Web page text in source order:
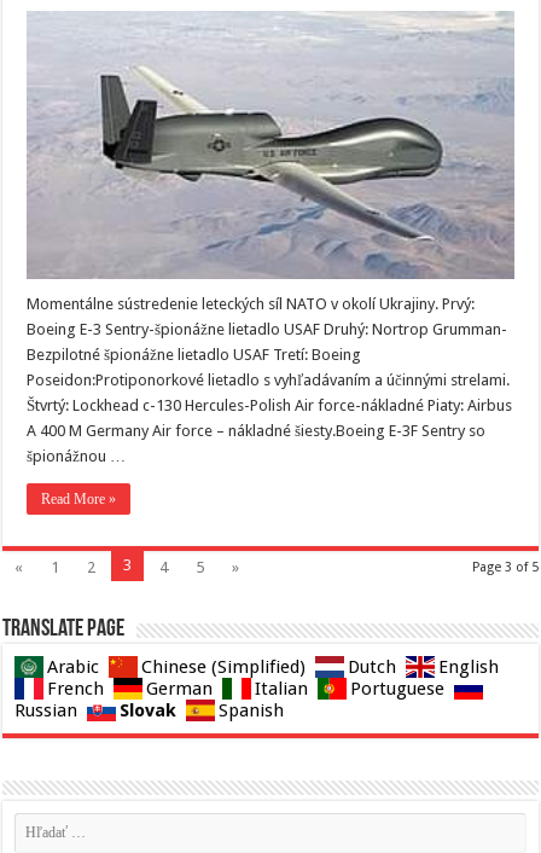
Momentálne sústredenie leteckých síl NATO v okolí Ukrajiny. Prvý:
Boeing E-3 Sentry-špionážne lietadlo USAF Druhý: Nortrop Grumman-
Bezpilotné špionážne lietadlo USAF Tretí: Boeing
Poseidon:Protiponorkové lietadlo s vyhľadávaním a účinnými strelami.
Štvrtý: Lockhead c-130 Hercules-Polish Air force-nákladné Piaty: Airbus
A 400 M Germany Air force – nákladné šiesty.Boeing E-3F Sentry so
špionážnou …
Read More »
Page 3 of 5
« 1 2 3 4 5 »
Translate page
Arabic Chinese (Simplified) Dutch
English
French
German Italian
Portuguese
Russian
Slovak Spanish